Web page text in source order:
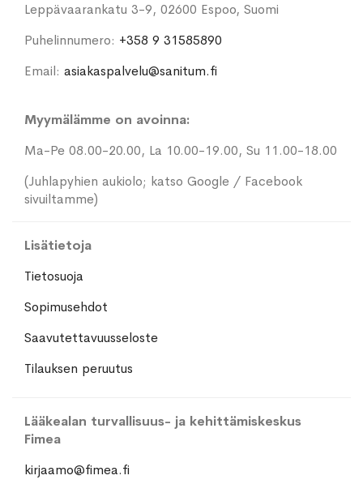
Leppävaarankatu 3-9, 02600 Espoo, Suomi
Puhelinnumero: +358 9 31585890
Email: asiakaspalvelu@sanitum.fi
Myymälämme on avoinna:
Ma-Pe 08.00-20.00, La 10.00-19.00, Su 11.00-18.00
(Juhlapyhien aukiolo; katso Google / Facebook
sivuiltamme)
Lisätietoja
Tietosuoja
Sopimusehdot
Saavutettavuusseloste
Tilauksen peruutus
Lääkealan turvallisuus- ja kehittämiskeskus
Fimea
kirjaamo@fimea.fi